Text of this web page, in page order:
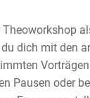
dich mit den
Pausen oder